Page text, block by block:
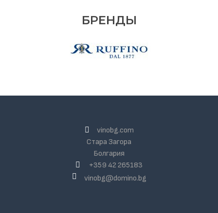
БРЕНДЫ
vinobg.com
Стара Загора
Болгария
+359 42 265183
vinobg@domino.bg